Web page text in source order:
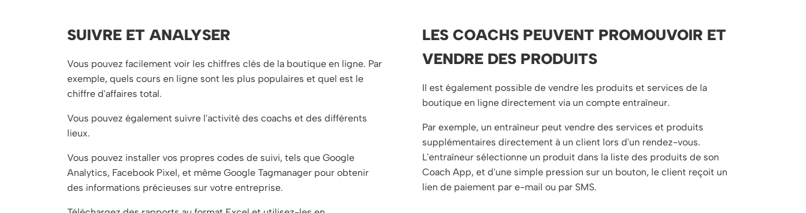
SUIVRE ET ANALYSER
Vous pouvez facilement voir les chiffres clés de la boutique en ligne. Par
exemple, quels cours en ligne sont les plus populaires et quel est le
chiffre d'affaires total.
Vous pouvez également suivre l'activité des coachs et des différents
lieux.
Vous pouvez installer vos propres codes de suivi, tels que Google
Analytics, Facebook Pixel, et même Google Tagmanager pour obtenir
des informations précieuses sur votre entreprise.
LES COACHS PEUVENT PROMOUVOIR ET
VENDRE DES PRODUITS
Il est également possible de vendre les produits et services de la
boutique en ligne directement via un compte entraîneur.
Par exemple, un entraîneur peut vendre des services et produits
supplémentaires directement à un client lors d'un rendez-vous.
L'entraîneur sélectionne un produit dans la liste des produits de son
Coach App, et d'une simple pression sur un bouton, le client reçoit un
lien de paiement par e-mail ou par SMS.